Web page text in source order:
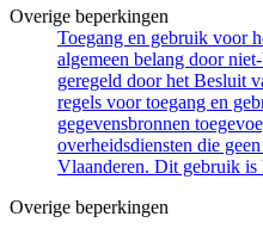
Overige beperkingen
Toegang en gebruik voor
algemeen belang door
geregeld door het Besluit
regels voor toegang en
gegevensbronnen
overheidsdiensten die
Vlaanderen. Dit gebruik is
Overige beperkingen